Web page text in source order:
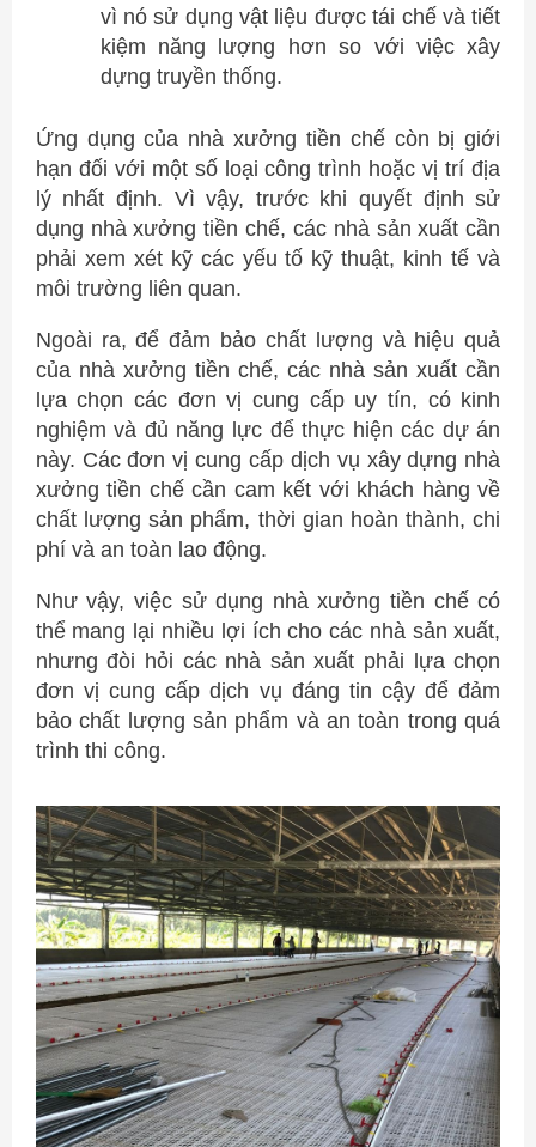
vì nó sử dụng vật liệu được tái chế và tiết
kiệm năng lượng hơn so với việc xây
dựng truyền thống.
Ứng dụng của nhà xưởng tiền chế còn bị giới
hạn đối với một số loại công trình hoặc vị trí địa
lý nhất định. Vì vậy, trước khi quyết định sử
dụng nhà xưởng tiền chế, các nhà sản xuất cần
phải xem xét kỹ các yếu tố kỹ thuật, kinh tế và
môi trường liên quan.
Ngoài ra, để đảm bảo chất lượng và hiệu quả
của nhà xưởng tiền chế, các nhà sản xuất cần
lựa chọn các đơn vị cung cấp uy tín, có kinh
nghiệm và đủ năng lực để thực hiện các dự án
này. Các đơn vị cung cấp dịch vụ xây dựng nhà
xưởng tiền chế cần cam kết với khách hàng về
chất lượng sản phẩm, thời gian hoàn thành, chi
phí và an toàn lao động.
Như vậy, việc sử dụng nhà xưởng tiền chế có
thể mang lại nhiều lợi ích cho các nhà sản xuất,
nhưng đòi hỏi các nhà sản xuất phải lựa chọn
đơn vị cung cấp dịch vụ đáng tin cậy để đảm
bảo chất lượng sản phẩm và an toàn trong quá
trình thi công.